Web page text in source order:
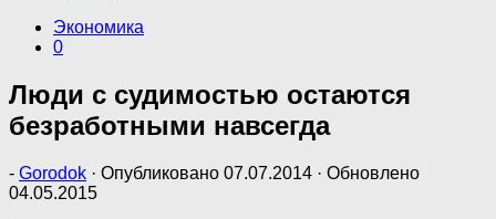
Экономика
0
Люди с судимостью остаются
безработными навсегда
- Gorodok · Опубликовано 07.07.2014 · Обновлено
04.05.2015